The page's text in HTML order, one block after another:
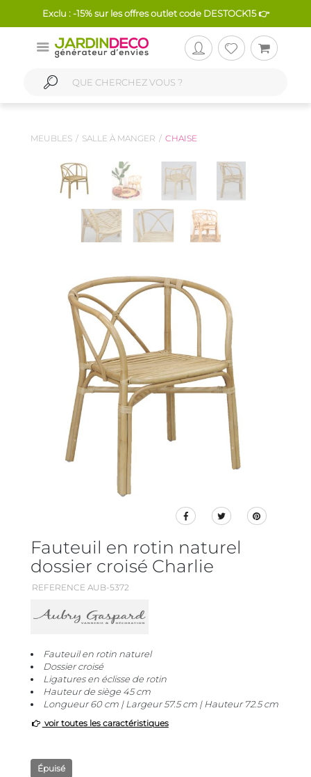
Exclu : -15% sur les offres outlet code DESTOCK15 👉
MEUBLES SALLE À MANGER CHAISE
Fauteuil en rotin naturel
dossier croisé Charlie
REFERENCE AUB-5372
Fauteuil en rotin naturel
Dossier croisé
Ligatures en éclisse de rotin
Hauteur de siège 45 cm
Longueur 60 cm | Largeur 57.5 cm | Hauteur 72.5 cm
voir toutes les caractéristiques
Épuisé